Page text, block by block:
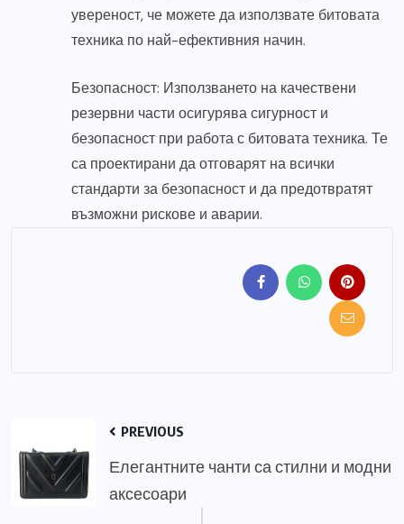
увереност, че можете да използвате битовата
техника по най-ефективния начин.
Безопасност: Използването на качествени
резервни части осигурява сигурност и
безопасност при работа с битовата техника. Те
са проектирани да отговарят на всички
стандарти за безопасност и да предотвратят
възможни рискове и аварии.
PREVIOUS
Елегантните чанти са стилни и модни
аксесоари